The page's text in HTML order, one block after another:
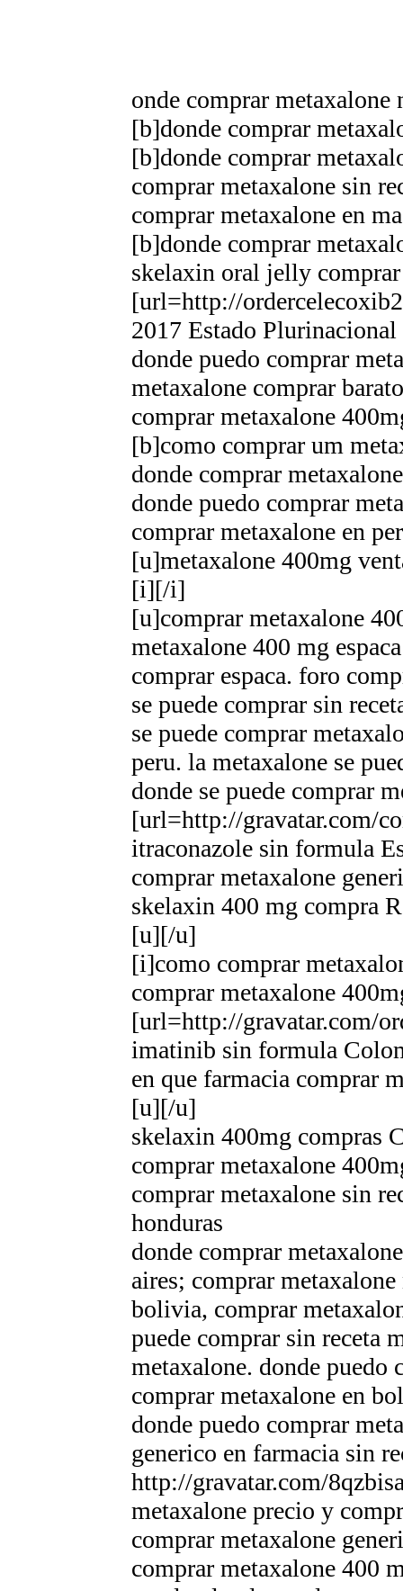
onde comprar metaxalone
[b]donde comprar
[b]donde comprar
comprar metaxalone sin
comprar metaxalone en
[b]donde comprar
skelaxin oral jelly
[url=http://
2017 Estado
donde puedo comprar
metaxalone comprar barato
comprar metaxalone
[b]como comprar um
donde comprar
donde puedo comprar
comprar metaxalone en
[u]metaxalone 400mg
[i][/i]
[u]comprar metaxalone
metaxalone 400 mg
comprar espaсa. foro
se puede comprar sin
se puede comprar
peru. la metaxalone se
donde se puede comprar
[url=http://gravatar.com/
itraconazole sin formula
comprar metaxalone
skelaxin 400 mg compra
[u][/u]
[i]como comprar
comprar metaxalone
[url=http://gravatar.com/
imatinib sin formula
en que farmacia comprar
[u][/u]
skelaxin 400mg compras
comprar metaxalone
comprar metaxalone sin
honduras
donde comprar
aires; comprar
bolivia, comprar
puede comprar sin receta
metaxalone. donde puedo
comprar metaxalone en
donde puedo comprar
generico en farmacia sin
http://gravatar.com/
metaxalone precio y
comprar metaxalone
comprar metaxalone 400